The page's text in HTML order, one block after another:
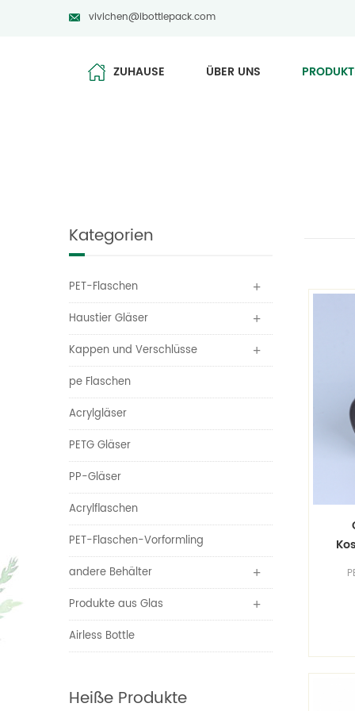
vivichen@ibottlepack.com
ZUHAUSE ÜBER UNS
Kategorien
PET-Flaschen
Haustier Gläser
Kappen und Verschlüsse
pe Flaschen
Acrylgläser
PETG Gläser
PP-Gläser
Acrylflaschen
PET-Flaschen-Vorformling
andere Behälter
Produkte aus Glas
Airless Bottle
Heiße Produkte